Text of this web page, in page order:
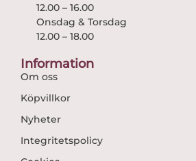
12.00 – 16.00
Onsdag & Torsdag
12.00 – 18.00
Information
Om oss
Köpvillkor
Nyheter
Integritetspolicy